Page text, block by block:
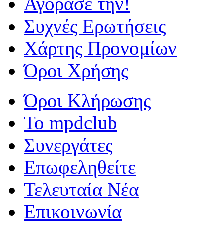
Συχνές Ερωτήσεις
Χάρτης Προνομίων
Όροι Χρήσης
Όροι Κλήρωσης
To mpdclub
Συνεργάτες
Επωφεληθείτε
Τελευταία Νέα
Επικοινωνία